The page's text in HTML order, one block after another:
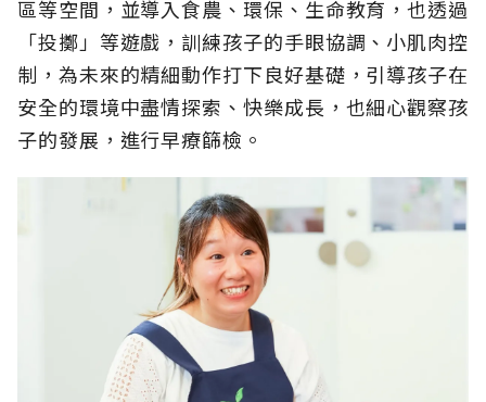
區等空間，並導入食農、環保、生命教育，也透過
「投擲」等遊戲，訓練孩子的手眼協調、小肌肉控
制，為未來的精細動作打下良好基礎，引導孩子在
安全的環境中盡情探索、快樂成長，也細心觀察孩
子的發展，進行早療篩檢。